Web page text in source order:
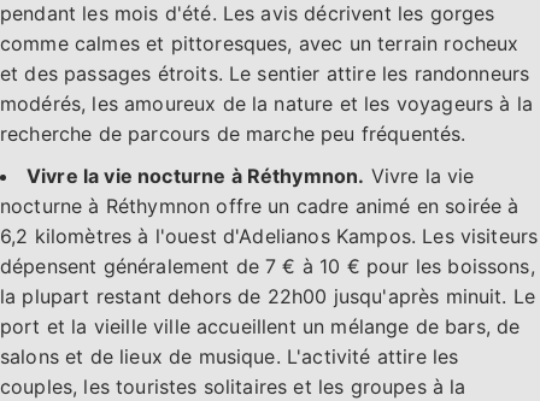
pendant les mois d'été. Les avis décrivent les gorges
comme calmes et pittoresques, avec un terrain rocheux
et des passages étroits. Le sentier attire les randonneurs
modérés, les amoureux de la nature et les voyageurs à la
recherche de parcours de marche peu fréquentés.
Vivre la vie nocturne à Réthymnon. Vivre la vie
nocturne à Réthymnon offre un cadre animé en soirée à
6,2 kilomètres à l'ouest d'Adelianos Kampos. Les visiteurs
dépensent généralement de 7 € à 10 € pour les boissons,
la plupart restant dehors de 22h00 jusqu'après minuit. Le
port et la vieille ville accueillent un mélange de bars, de
salons et de lieux de musique. L'activité attire les
couples, les touristes solitaires et les groupes à la